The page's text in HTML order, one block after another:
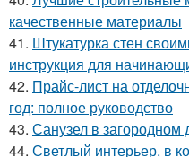
качественные материалы
41. Штукатурка стен
инструкция для
42. Прайс-лист на
год: полное руководство
43. Санузел в загородном
44. Светлый интерьер, в